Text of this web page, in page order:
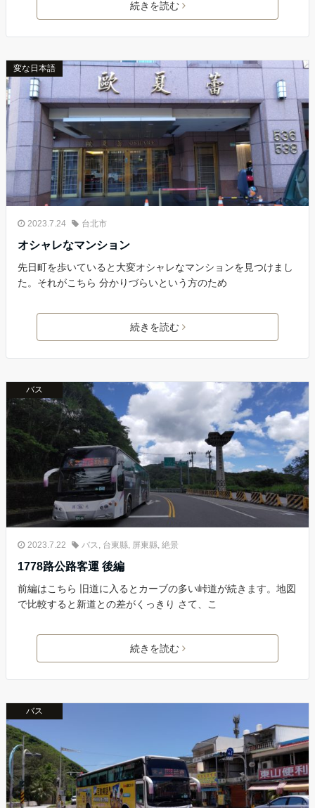
続きを読む
変な日本語
2023.7.24 台北市
オシャレなマンション
先日町を歩いていると大変オシャレなマンションを見つけまし
た。それがこちら 分かりづらいという方のため
続きを読む
バス
2023.7.22 バス, 台東縣, 屏東縣, 絶景
1778路公路客運 後編
前編はこちら 旧道に入るとカーブの多い峠道が続きます。地図
で比較すると新道との差がくっきり さて、こ
続きを読む
バス